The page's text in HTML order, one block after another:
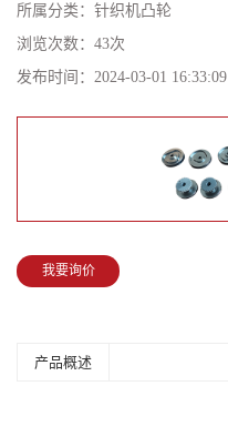
所属分类： 针织机凸轮
浏览次数： 43次
发布时间： 2024-03-01 16:33:09
我要询价
产品概述